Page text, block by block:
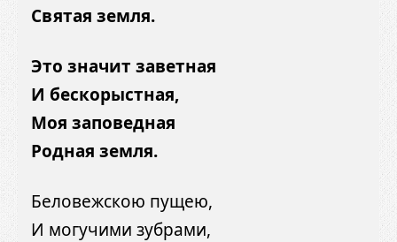
Святая земля.
Это значит заветная
И бескорыстная,
Моя заповедная
Родная земля.
Беловежскою пущею,
И могучими зубрами,